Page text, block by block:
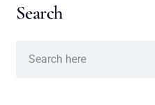
Search